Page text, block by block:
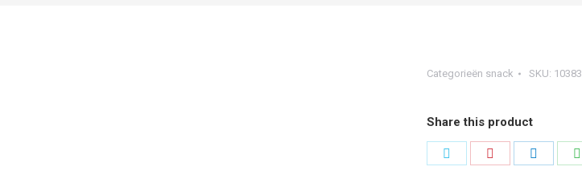
Categorieën snack SKU: 10383
Share this product